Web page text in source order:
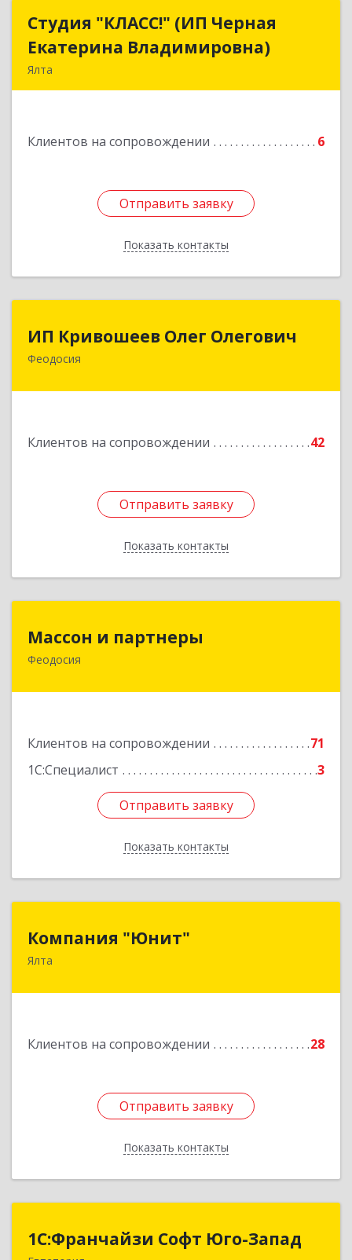
Студия "КЛАСС!" (ИП Черная
Екатерина Владимировна)
Ялта
Клиентов на сопровождении 6
Отправить заявку
Показать контакты
Студия "КЛАСС!" (ИП Черная
Екатерина Владимировна)
Отправить заявку
Назад
ИП Кривошеев Олег Олегович
Феодосия
Клиентов на сопровождении 42
Отправить заявку
Показать контакты
Отправить заявку
Назад
Массон и партнеры
Феодосия
Клиентов на сопровождении
71
1С:Специалист
3
Отправить заявку
Показать контакты
298112, Крым Респ, Феодосия г, Крымская ул,
Отправить заявку
Назад
Компания "Юнит"
Ялта
Клиентов на сопровождении 28
Отправить заявку
Показать контакты
298600, Крым Респ, Ялта г, Васильева ул, дом №
Отправить заявку
Назад
1С:Франчайзи Софт Юго-Запад
1С:Франчайзи Софт Юго-Запад